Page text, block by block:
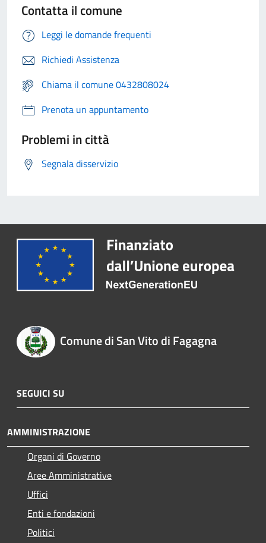
Contatta il comune
Leggi le domande frequenti
Richiedi Assistenza
Chiama il comune 0432808024
Prenota un appuntamento
Problemi in città
Segnala disservizio
Comune di San Vito di Fagagna
SEGUICI SU
AMMINISTRAZIONE
Organi di Governo
Aree Amministrative
Uffici
Enti e fondazioni
Politici